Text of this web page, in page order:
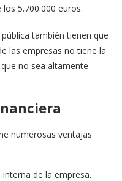
5.700.000 euros.
también tienen que
las empresas no tiene la
no sea altamente
numerosas ventajas
de la empresa.